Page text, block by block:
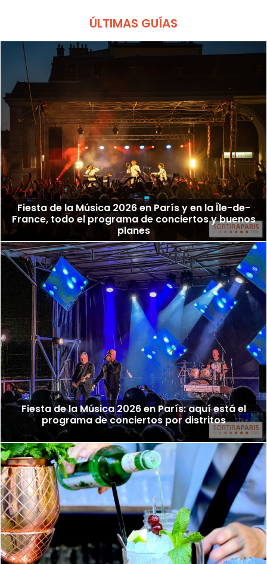
ÚLTIMAS GUÍAS
Fiesta de la Música 2026 en París y en la Île-de-
France, todo el programa de conciertos y buenos
planes
Fiesta de la Música 2026 en París: aquí está el
programa de conciertos por distritos